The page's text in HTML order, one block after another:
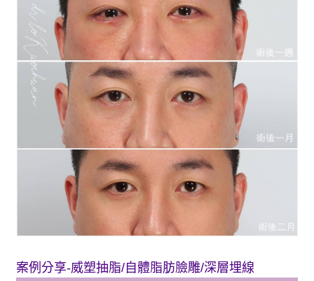
案例分享-威塑抽脂/自體脂肪臉雕/深層埋線